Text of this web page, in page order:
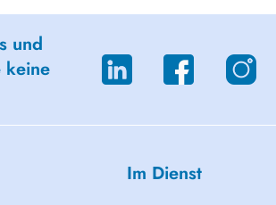
und
keine
Im Dienst